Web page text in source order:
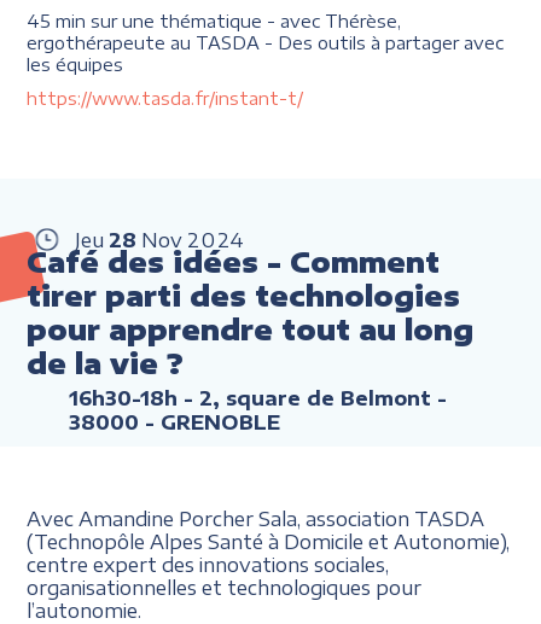
45 min sur une thématique - avec Thérèse,
ergothérapeute au TASDA - Des outils à partager avec
les équipes
https://www.tasda.fr/instant-t/
Jeu 28 Nov 2024
Café des idées - Comment
tirer parti des technologies
pour apprendre tout au long
de la vie ?
16h30-18h - 2, square de Belmont -
38000 - GRENOBLE
Avec Amandine Porcher Sala, association TASDA
(Technopôle Alpes Santé à Domicile et Autonomie),
centre expert des innovations sociales,
organisationnelles et technologiques pour
l’autonomie.